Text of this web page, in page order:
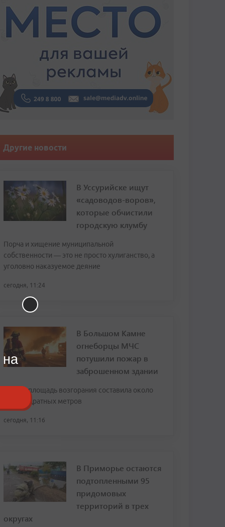
Другие новости
В Уссурийске ищут
«садоводов-воров»,
которые обчистили
городскую клумбу
Порча и хищение муниципальной
собственности — это не просто хулиганство, а
уголовно наказуемое деяние
сегодня, 11:24
В Большом Камне
огнеборцы МЧС
потушили пожар в
заброшенном здании
Общая площадь возгорания составила около
160 квадратных метров
сегодня, 11:16
В Приморье остаются
подтопленными 95
придомовых
территорий в трех
округах